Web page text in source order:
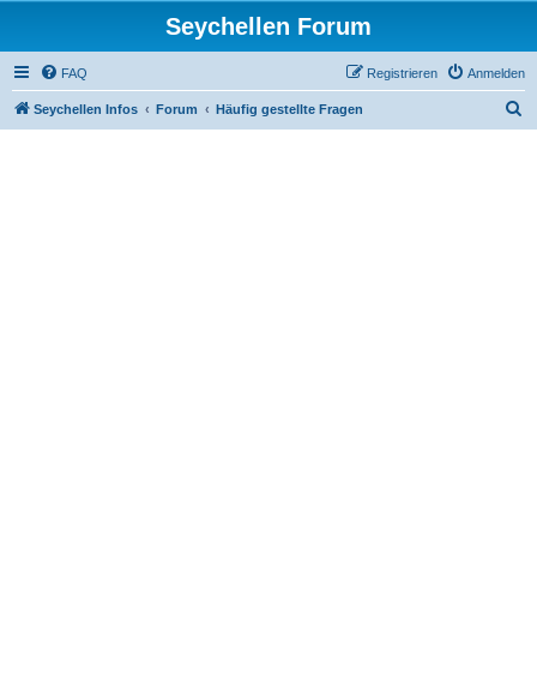
Seychellen Forum
FAQ Anmelden
Registrieren
Seychellen Infos Forum Häufig gestellte Fragen